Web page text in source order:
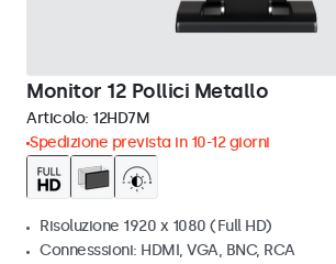
Monitor 12 Pollici Metallo
Articolo: 12HD7M
Spedizione prevista in 10-12 giorni
Risoluzione 1920 x 1080 (Full HD)
Connesssioni: HDMI, VGA, BNC, RCA